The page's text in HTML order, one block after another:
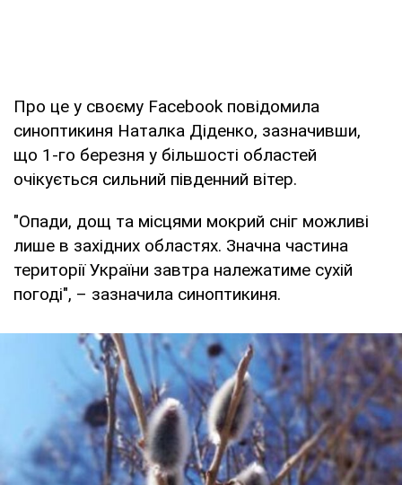
Про це у своєму Facebook повідомила
синоптикиня Наталка Діденко, зазначивши,
що 1-го березня у більшості областей
очікується сильний південний вітер.
"Опади, дощ та місцями мокрий сніг можливі
лише в західних областях. Значна частина
території України завтра належатиме сухій
погоді", – зазначила синоптикиня.